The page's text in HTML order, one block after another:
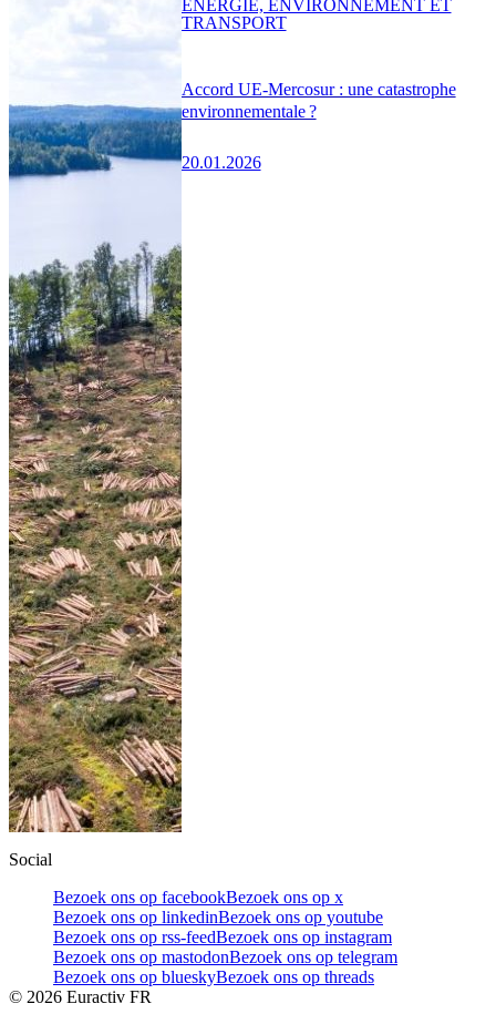
Accord UE-Mercosur : une catastrophe
environnementale ?
20.01.2026
ENERGIE, ENVIRONNEMENT ET
TRANSPORT
Social
Bezoek ons op facebookBezoek ons op x
Bezoek ons op linkedinBezoek ons op youtube
Bezoek ons op rss-feedBezoek ons op instagram
Bezoek ons op mastodonBezoek ons op telegram
Bezoek ons op blueskyBezoek ons op threads
© 2026 Euractiv FR